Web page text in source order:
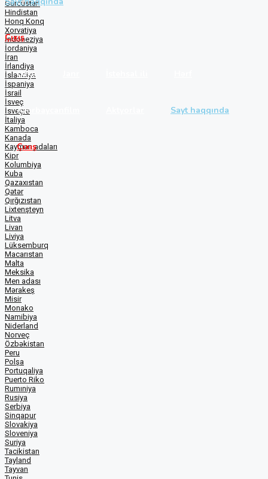
Çıxış
Ölkə
Azərbaycanfilm Sayt haqqında
Çıxış
Gürcüstan
Hindistan
Honq Konq
Xorvatiya
İndoneziya
İordaniya
İran
İrlandiya
İslandiya
İspaniya
İsrail
İsveç
İsveçrə
İtaliya
Kamboca
Kanada
Kayman adaları
Kipr
Kolumbiya
Kuba
Qazaxıstan
Qətər
Qırğızıstan
Lixtenşteyn
Litva
Livan
Liviya
Lüksemburq
Macarıstan
Malta
Meksika
Men adası
Mərakeş
Misir
Monako
Namibiya
Niderland
Norveç
Özbəkistan
Peru
Polşa
Portuqaliya
Puerto Riko
Rumıniya
Rusiya
Serbiya
Sinqapur
Slovakiya
Sloveniya
Suriya
Tacikistan
Tayland
Tayvan